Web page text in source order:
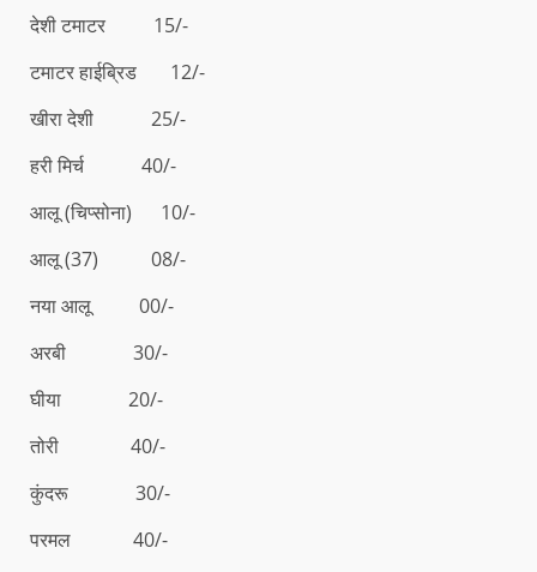
देशी टमाटर 15/-
टमाटर हाईब्रिड 12/-
खीरा देशी 25/-
हरी मिर्च 40/-
आलू (चिप्सोना) 10/-
आलू (37) 08/-
नया आलू 00/-
अरबी 30/-
घीया 20/-
तोरी 40/-
कुंदरू 30/-
परमल 40/-